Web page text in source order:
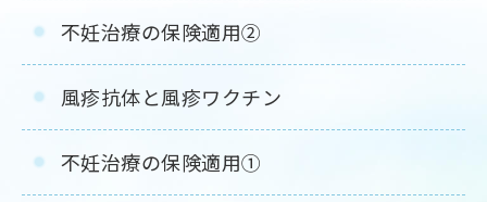
不妊治療の保険適用②
風疹抗体と風疹ワクチン
不妊治療の保険適用①